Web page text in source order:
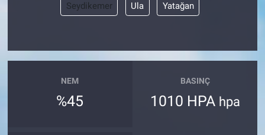
Seydikemer Ula Yatağan
NEM
%45
BASINÇ
1010 HPA hpa